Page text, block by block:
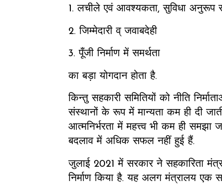
1. लचीले एवं आवश्यकता, सुविधा अनुरूप
2. जिम्मेदारी व् जवाबदेही
3. पूँजी निर्माण में समर्थता
का बड़ा योगदान होता है.
किन्तु सहकारी समितियों को नीति
संस्थानों के रूप में मान्यता कम ही दी
आत्मनिर्भरता में महत्त्व भी कम ही
बदलाव में अधिक सफल नहीं हुई हैं.
जुलाई 2021 में सरकार ने सहकारिता
निर्माण किया है. यह अलग मंत्रालय एक